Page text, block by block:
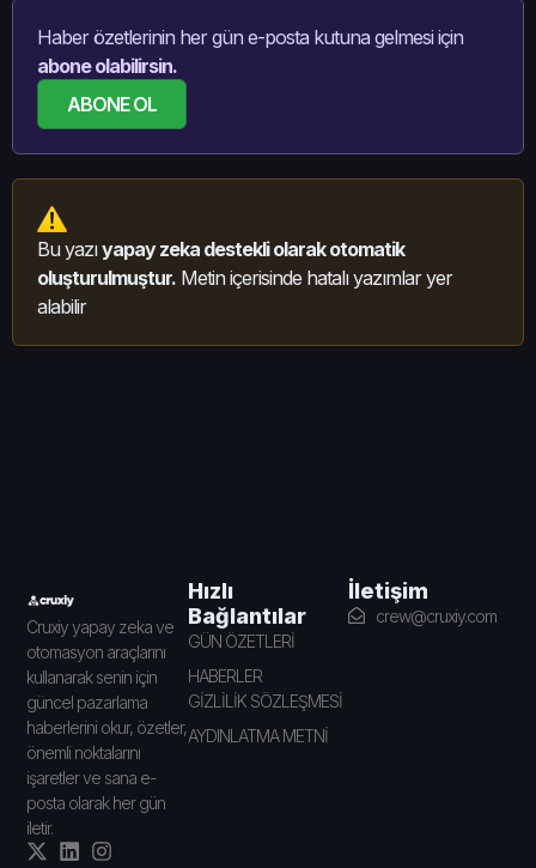
Haber özetlerinin her gün e-posta kutuna gelmesi için
abone olabilirsin.
ABONE OL
Bu yazıyapay zeka destekli olarak otomatik
oluşturulmuştur. Metin içerisinde hatalı yazımlar yer
alabilir
Cruxiy yapay zeka ve
otomasyon araçlarını
kullanarak senin için
güncel pazarlama
haberlerini okur, özetler,
önemli noktalarını
işaretler ve sana e-
posta olarak her gün
iletir.
Hızlı
Bağlantılar
GÜN ÖZETLERİ
HABERLER
GİZLİLİK SÖZLEŞMESİ
AYDINLATMA METNİ
İletişim
crew@cruxiy.com